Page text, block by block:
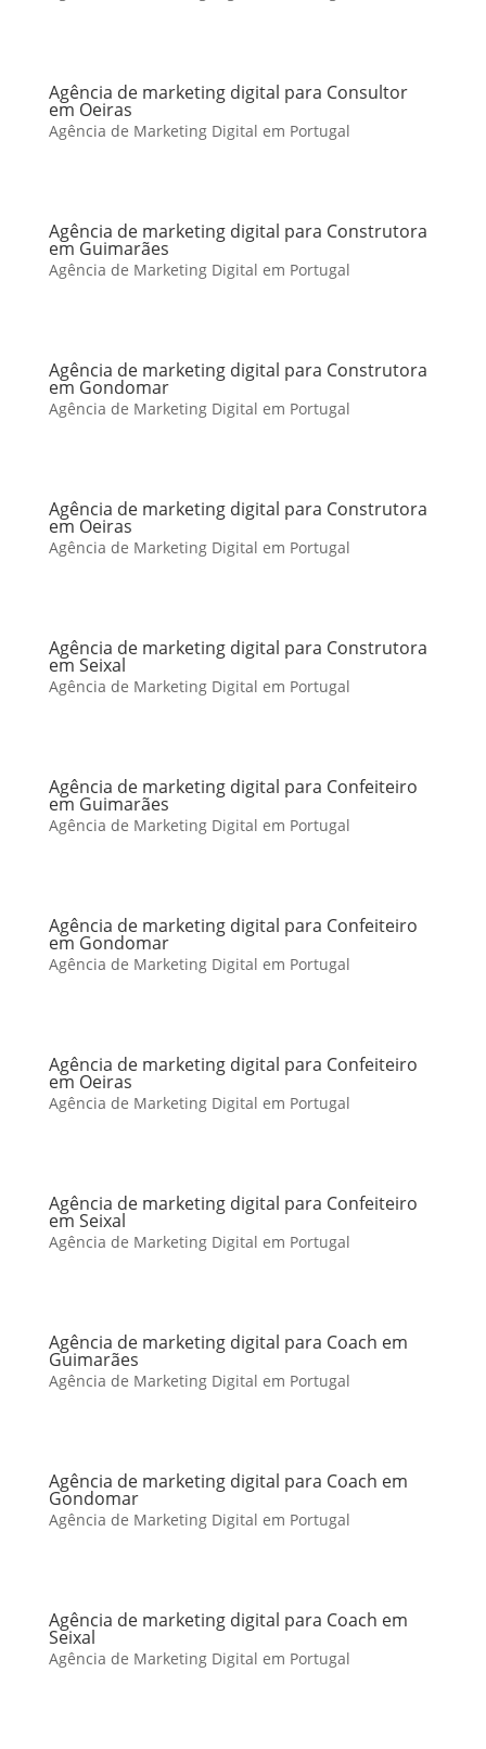
Agência de marketing digital para Consultor
em Oeiras
Agência de Marketing Digital em Portugal
Agência de marketing digital para Construtora
em Guimarães
Agência de Marketing Digital em Portugal
Agência de marketing digital para Construtora
em Gondomar
Agência de Marketing Digital em Portugal
Agência de marketing digital para Construtora
em Oeiras
Agência de Marketing Digital em Portugal
Agência de marketing digital para Construtora
em Seixal
Agência de Marketing Digital em Portugal
Agência de marketing digital para Confeiteiro
em Guimarães
Agência de Marketing Digital em Portugal
Agência de marketing digital para Confeiteiro
em Gondomar
Agência de Marketing Digital em Portugal
Agência de marketing digital para Confeiteiro
em Oeiras
Agência de Marketing Digital em Portugal
Agência de marketing digital para Confeiteiro
em Seixal
Agência de Marketing Digital em Portugal
Agência de marketing digital para Coach em
Guimarães
Agência de Marketing Digital em Portugal
Agência de marketing digital para Coach em
Gondomar
Agência de Marketing Digital em Portugal
Agência de marketing digital para Coach em
Seixal
Agência de Marketing Digital em Portugal